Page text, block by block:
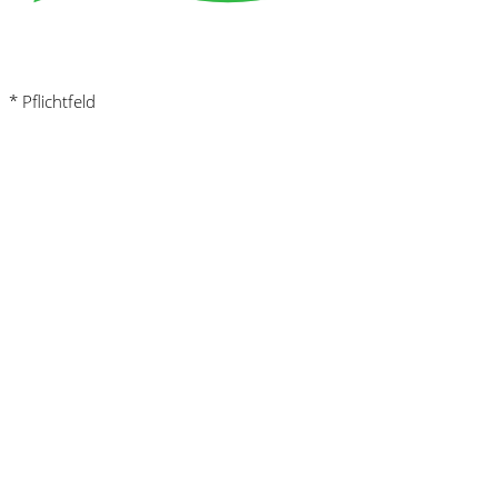
* Pflichtfeld